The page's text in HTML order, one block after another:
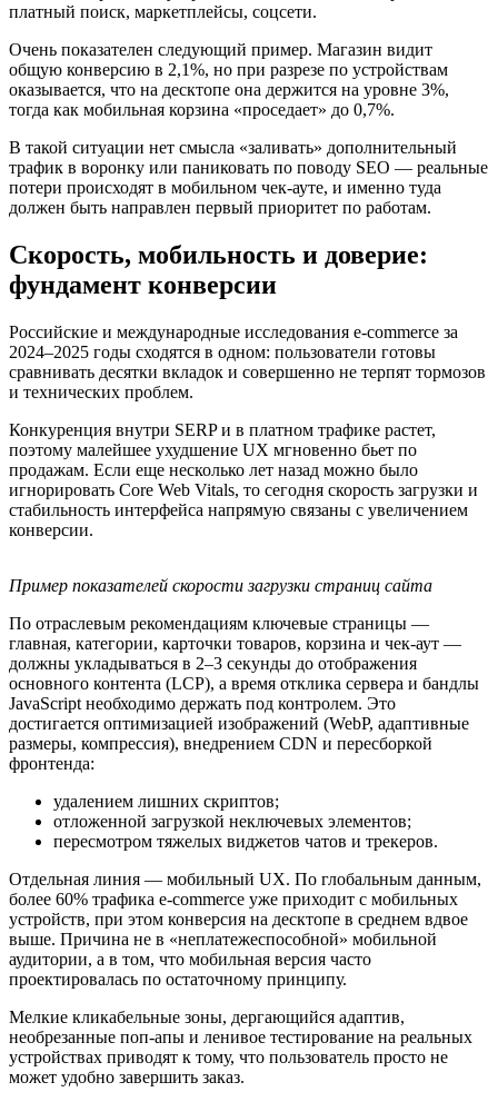
платный поиск, маркетплейсы, соцсети.
Очень показателен следующий пример. Магазин видит
общую конверсию в 2,1%, но при разрезе по устройствам
оказывается, что на десктопе она держится на уровне 3%,
тогда как мобильная корзина «проседает» до 0,7%.
В такой ситуации нет смысла «заливать» дополнительный
трафик в воронку или паниковать по поводу SEO — реальные
потери происходят в мобильном чек‑ауте, и именно туда
должен быть направлен первый приоритет по работам.
Скорость, мобильность и доверие:
фундамент конверсии
Российские и международные исследования e‑commerce за
2024–2025 годы сходятся в одном: пользователи готовы
сравнивать десятки вкладок и совершенно не терпят тормозов
и технических проблем.
Конкуренция внутри SERP и в платном трафике растет,
поэтому малейшее ухудшение UX мгновенно бьет по
продажам. Если еще несколько лет назад можно было
игнорировать Core Web Vitals, то сегодня скорость загрузки и
стабильность интерфейса напрямую связаны с увеличением
конверсии.
Пример показателей скорости загрузки страниц сайта
По отраслевым рекомендациям ключевые страницы —
главная, категории, карточки товаров, корзина и чек‑аут —
должны укладываться в 2–3 секунды до отображения
основного контента (LCP), а время отклика сервера и бандлы
JavaScript необходимо держать под контролем. Это
достигается оптимизацией изображений (WebP, адаптивные
размеры, компрессия), внедрением CDN и пересборкой
фронтенда:
удалением лишних скриптов;
отложенной загрузкой неключевых элементов;
пересмотром тяжелых виджетов чатов и трекеров.
Отдельная линия — мобильный UX. По глобальным данным,
более 60% трафика e‑commerce уже приходит с мобильных
устройств, при этом конверсия на десктопе в среднем вдвое
выше. Причина не в «неплатежеспособной» мобильной
аудитории, а в том, что мобильная версия часто
проектировалась по остаточному принципу.
Мелкие кликабельные зоны, дергающийся адаптив,
необрезанные поп‑апы и ленивое тестирование на реальных
устройствах приводят к тому, что пользователь просто не
может удобно завершить заказ.